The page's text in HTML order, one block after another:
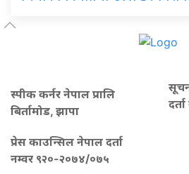
स्पीक कर्नर नेपाल प्रालि
बिर्तामोड, झापा
प्रेस काउन्सिल नेपाल दर्ता
नम्वर ९२०-२०७४/०७५